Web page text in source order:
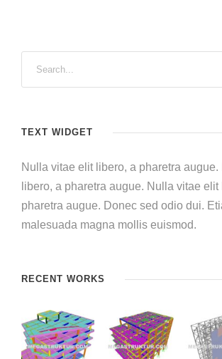
TEXT WIDGET
Nulla vitae elit libero, a pharetra
libero, a pharetra augue. Nulla vitae elit
pharetra augue. Donec sed odio dui.
malesuada magna mollis euismod.
RECENT WORKS